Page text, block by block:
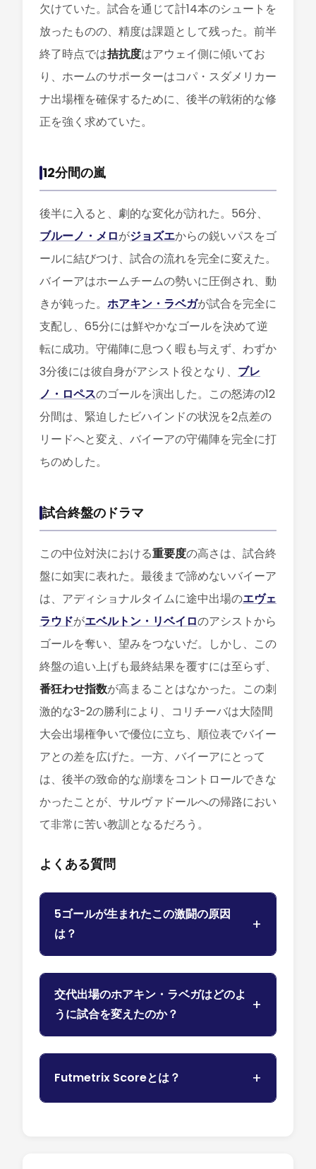
欠けていた。試合を通じて計14本のシュートを
放ったものの、精度は課題として残った。前半
終了時点では拮抗度はアウェイ側に傾いてお
り、ホームのサポーターはコパ・スダメリカー
ナ出場権を確保するために、後半の戦術的な修
正を強く求めていた。
12分間の嵐
後半に入ると、劇的な変化が訪れた。56分、
ブルーノ・メロがジョズエからの鋭いパスをゴ
ールに結びつけ、試合の流れを完全に変えた。
バイーアはホームチームの勢いに圧倒され、動
きが鈍った。 ホアキン・ラベガが試合を完全に
支配し、65分には鮮やかなゴールを決めて逆
転に成功。守備陣に息つく暇も与えず、わずか
3分後には彼自身がアシスト役となり、 ブレ
ノ・ロペスのゴールを演出した。この怒涛の12
分間は、緊迫したビハインドの状況を2点差の
リードへと変え、バイーアの守備陣を完全に打
ちのめした。
試合終盤のドラマ
この中位対決における重要度の高さは、試合終
盤に如実に表れた。最後まで諦めないバイーア
は、アディショナルタイムに途中出場のエヴェ
ラウドがエベルトン・リベイロのアシストから
ゴールを奪い、望みをつないだ。しかし、この
終盤の追い上げも最終結果を覆すには至らず、
番狂わせ指数が高まることはなかった。この刺
激的な3-2の勝利により、コリチーバは大陸間
大会出場権争いで優位に立ち、順位表でバイー
アとの差を広げた。一方、バイーアにとって
は、後半の致命的な崩壊をコントロールできな
かったことが、サルヴァドールへの帰路におい
て非常に苦い教訓となるだろう。
よくある質問
5ゴールが生まれたこの激闘の原因
は？
交代出場のホアキン・ラベガはどのよ
うに試合を変えたのか？
Futmetrix Scoreとは？